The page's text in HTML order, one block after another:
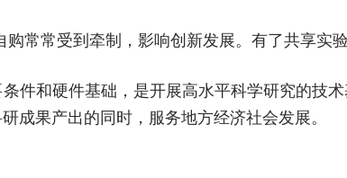
常常受到牵制，影响创新发展。有了共享实
件和硬件基础，是开展高水平科学研究的技
成果产出的同时，服务地方经济社会发展。